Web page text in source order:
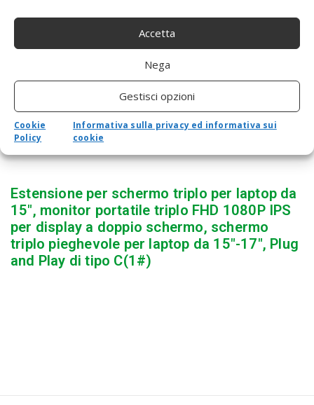
Accetta
Nega
Gestisci opzioni
Cookie
Policy
Informativa sulla privacy ed informativa sui
cookie
Estensione per schermo triplo per laptop da
15″, monitor portatile triplo FHD 1080P IPS
per display a doppio schermo, schermo
triplo pieghevole per laptop da 15″-17″, Plug
and Play di tipo C(1#)